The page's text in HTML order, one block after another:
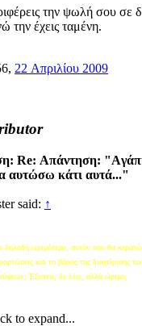
την ψωλή σου σε
την έχεις ταμένη.
, 22 Απριλίου 2009
Re: Απάντηση:
αυτώσω κάτι αυτά..."
said: ↑
δηλαδή ωριμότερο, αυτόν που θα
και το βάρος της διαχείρισης
Έξυπνο, δε λέω, αλλά ώριμο;
to expand...